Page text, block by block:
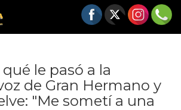
le pasó a la
de Gran Hermano y
"Me sometí a una